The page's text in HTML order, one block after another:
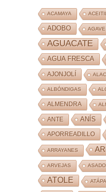
ACAMAYA
ADOBO AGAVE
AGUACATE
AGUA FRESCA
AJONJOLÍ
ALBÓNDIGAS
ALMENDRA
ANTE ANÍS
APORREADILLO
ARRAYANES
ARVEJAS ASADO
ATOLE